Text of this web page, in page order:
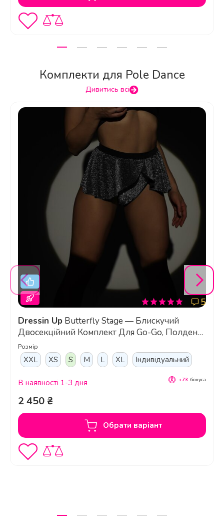
Комплекти для Pole Dance
Дивитись всі
5
Dressin Up
Двосекційний Комплект Для Go-Go, Полденсу
Та Танців На Підборах - темне срібло
Розмір
XXL XS S M L XL Індивідуальний
Обрати варіант
2 450 ₴
В наявності 1-3 дня +73 бонуса